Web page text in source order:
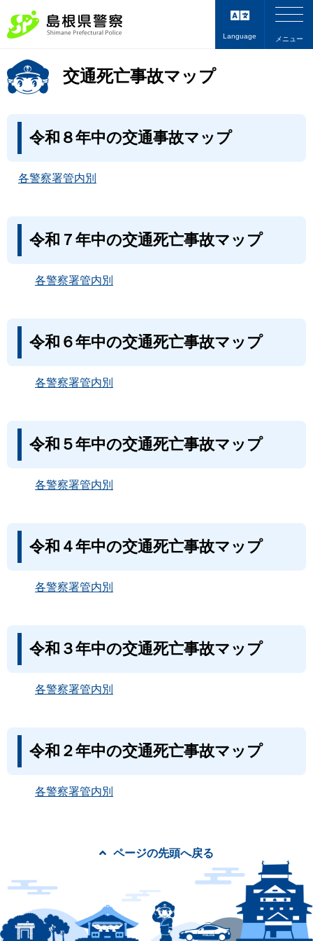
Language メニュー
交通死亡事故マップ
令和８年中の交通事故マップ
各警察署管内別
令和７年中の交通死亡事故マップ
各警察署管内別
令和６年中の交通死亡事故マップ
各警察署管内別
令和５年中の交通死亡事故マップ
各警察署管内別
令和４年中の交通死亡事故マップ
各警察署管内別
令和３年中の交通死亡事故マップ
各警察署管内別
令和２年中の交通死亡事故マップ
各警察署管内別
ページの先頭へ戻る